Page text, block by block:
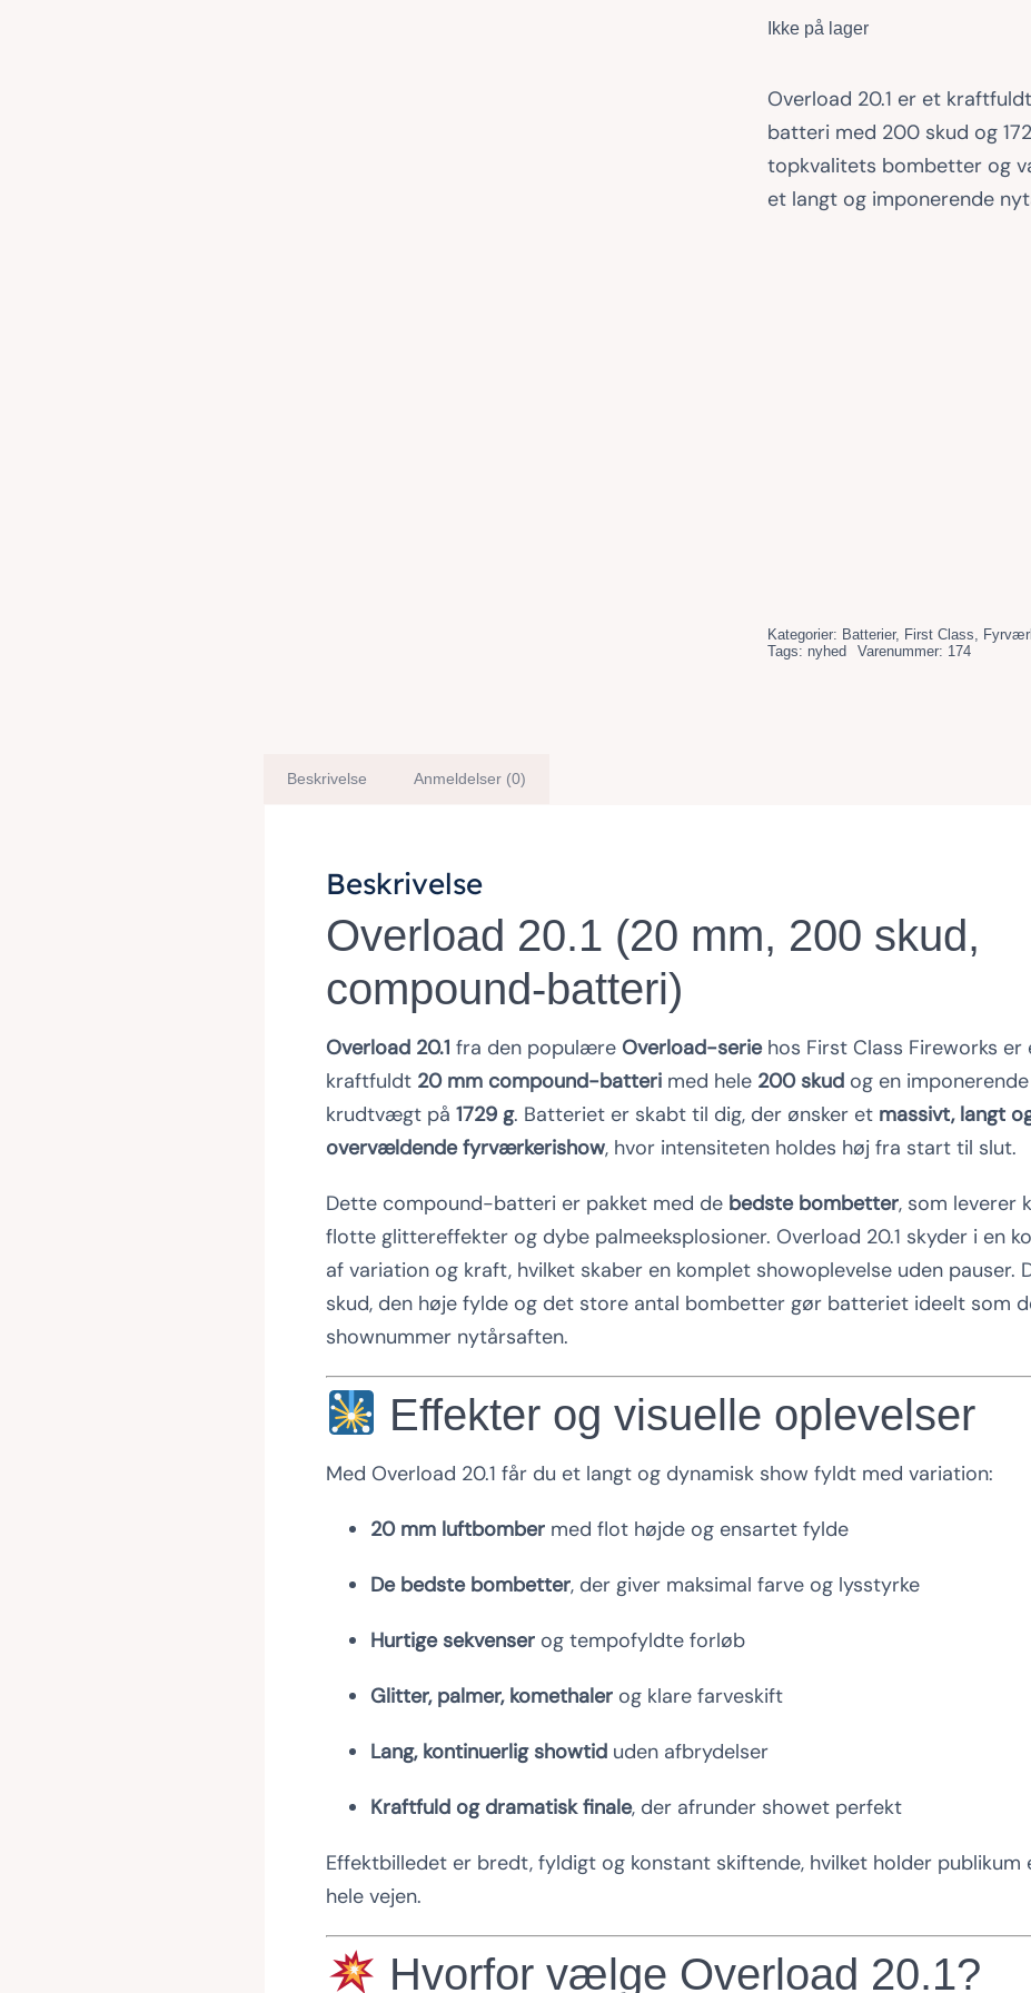
Ikke på lager
Overload 20.1 er et
batteri med 200 skud og
topkvalitets bombetter og
et langt og imponerende
Kategorier: Batterier, First Class,
Tags: nyhed Varenummer: 174
Beskrivelse Anmeldelser (0)
Beskrivelse
Overload 20.1 (20 mm, 200 skud,
compound-batteri)
Overload 20.1 fra den populære Overload-seriehos First Class Fireworks er
kraftfuldt 20 mm compound-batteri med hele 200 skud og en
krudtvægt på1729 g. Batteriet er skabt til dig, der ønsker et massivt, langt
overvældende fyrværkerishow, hvor intensiteten holdes høj fra start til slut.
Dette compound-batteri er pakket med de bedste bombetter, som leverer
flotte glittereffekter og dybe palmeeksplosioner. Overload 20.1 skyder i en
af variation og kraft, hvilket skaber en komplet showoplevelse uden pauser.
skud, den høje fylde og det store antal bombetter gør batteriet ideelt som
shownummer nytårsaften.
Effekter og visuelle oplevelser
Med Overload 20.1 får du et langt og dynamisk show fyldt med variation:
20 mm luftbomber med flot højde og ensartet fylde
De bedste bombetter, der giver maksimal farve og lysstyrke
Hurtige sekvenser og tempofyldte forløb
Glitter, palmer, komethaler og klare farveskift
Lang, kontinuerlig showtid uden afbrydelser
Kraftfuld og dramatisk finale, der afrunder showet perfekt
Effektbilledet er bredt, fyldigt og konstant skiftende, hvilket holder publikum
hele vejen.
Hvorfor vælge Overload 20.1?